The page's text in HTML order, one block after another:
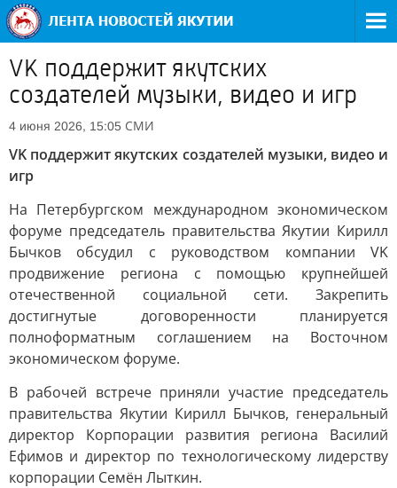
VK поддержит якутских
создателей музыки, видео и игр
4 июня 2026, 15:05 СМИ
VK поддержит якутских создателей музыки, видео и
игр
На Петербургском международном экономическом
форуме председатель правительства Якутии Кирилл
Бычков обсудил с руководством компании VK
продвижение региона с помощью крупнейшей
отечественной социальной сети. Закрепить
достигнутые договоренности планируется
полноформатным соглашением на Восточном
экономическом форуме.
В рабочей встрече приняли участие председатель
правительства Якутии Кирилл Бычков, генеральный
директор Корпорации развития региона Василий
Ефимов и директор по технологическому лидерству
корпорации Семён Лыткин.